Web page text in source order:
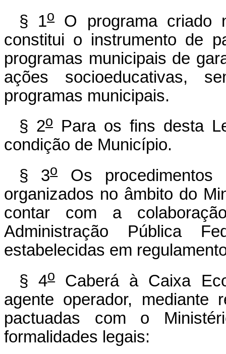
§ 1oO programa criado
constitui o instrumento de
programas municipais de
ações socioeducativas,
programas municipais.
§ 2o
Para os fins desta
condição de Município.
§ 3oOs procedimentos
organizados no âmbito do
contar com a
Administração Pública
estabelecidas em
§ 4oCaberá à Caixa
agente operador, mediante
pactuadas com o
formalidades legais: